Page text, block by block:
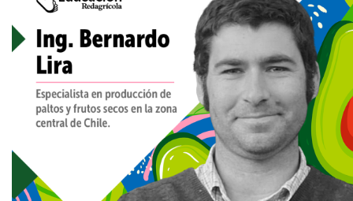
considerar
acerca
sales,
portainjertos
huella
hídrica
en
paltos